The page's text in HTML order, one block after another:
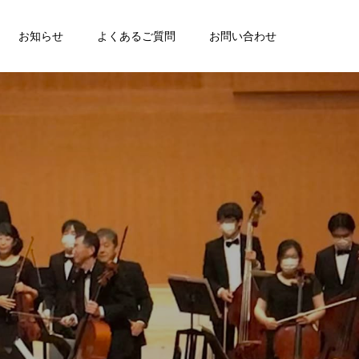
お知らせ よくあるご質問 お問い合わせ